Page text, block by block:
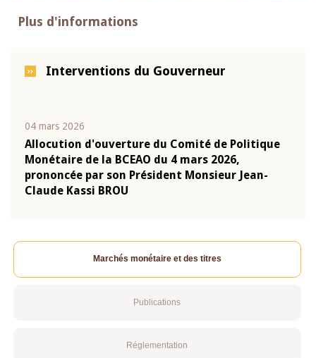
Plus d'informations
Interventions du Gouverneur
04 mars 2026
Allocution d'ouverture du Comité de Politique
Monétaire de la BCEAO du 4 mars 2026,
prononcée par son Président Monsieur Jean-
Claude Kassi BROU
Marchés monétaire et des titres
Publications
Réglementation